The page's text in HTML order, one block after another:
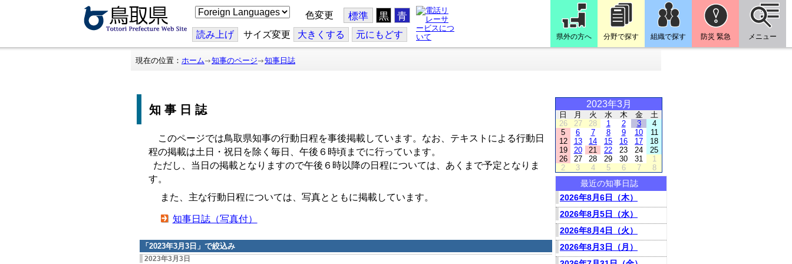
こ
の
ジ
を
翻
色変更 標準 黒 青
読み上げ サイズ変更 大きくする 元にもどす 県外の方へ 分野で探す 組織で探す 防災 緊急 メニュー
現在の位置： ホーム 知事のページ 知事日誌
知事日誌
このページでは鳥取県知事の行動日程を事後掲載しています。なお、テキストによる行動日
程の掲載は土日・祝日を除く毎日、午後６時頃までに行っています。
ただし、当日の掲載となりますので午後６時以降の日程については、あくまで予定となりま
す。
また、主な行動日程については、写真とともに掲載しています。
知事日誌（写真付）
「 2023年3月3日 」で絞込み
2023年3月3日
2023年3月
日 月 火 水 木 金
土
26
27 28 1 2 3
4
5
6 7 8 9 10
11
12
13 14 15 16 17
18
19
20 21 22 23 24
25
26
27 28 29 30 31
1
2
3 4 5 6 7 8
最近の知事日誌
2026年8月6日（木）
2026年8月5日（水）
2026年8月4日（火）
2026年8月3日（月）